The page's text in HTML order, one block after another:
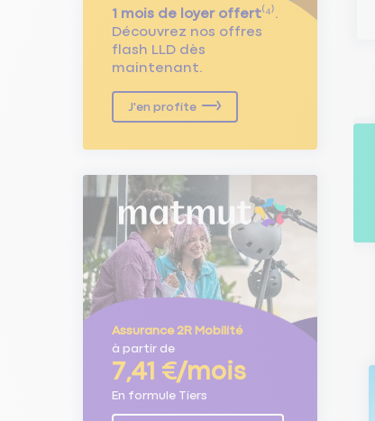
1 mois de loyer offert⁽⁴⁾.
Découvrez nos offres
flash LLD dès
maintenant.
J'en profite
Assurance 2R Mobilité
à partir de
7,41 €/mois
En formule Tiers